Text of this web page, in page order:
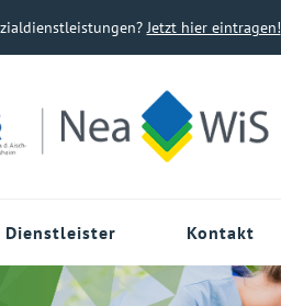
Jetzt hier eintragen!
Dienstleister Kontakt